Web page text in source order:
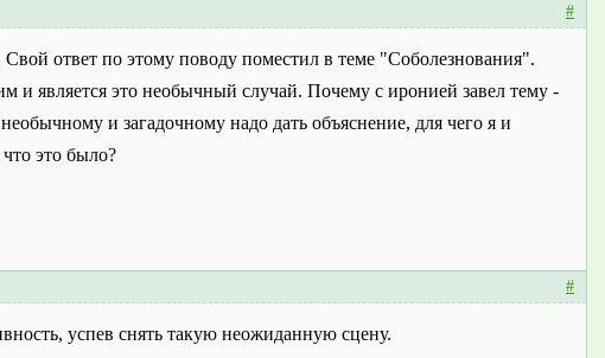
#
ответ по этому поводу поместил в теме "Соболезнования".
и является это необычный случай. Почему с иронией завел тему -
и загадочному надо дать объяснение, для чего я и
это было?
#
успев снять такую неожиданную сцену.